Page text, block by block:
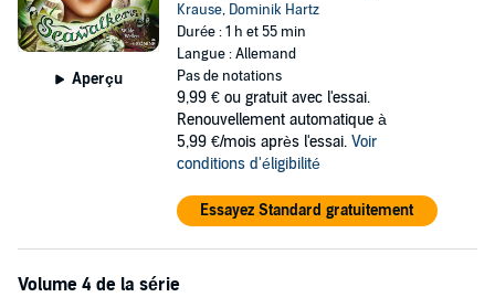
Aperçu
Krause, Dominik Hartz
Durée : 1 h et 55 min
Langue : Allemand
Pas de notations
9,99 € ou gratuit avec l'essai.
Renouvellement automatique à
5,99 €/mois après l'essai. Voir
conditions d'éligibilité
Essayez Standard gratuitement
Volume 4 de la série